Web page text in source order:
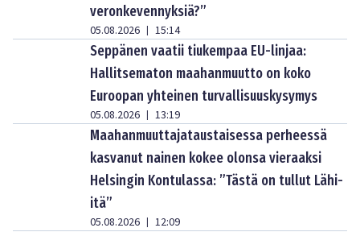
veronkevennyksiä?”
05.08.2026 | 15:14
Seppänen vaatii tiukempaa EU-linjaa:
Hallitsematon maahanmuutto on koko
Euroopan yhteinen turvallisuuskysymys
05.08.2026 | 13:19
Maahanmuuttajataustaisessa perheessä
kasvanut nainen kokee olonsa vieraaksi
Helsingin Kontulassa: ”Tästä on tullut Lähi-
itä”
05.08.2026 | 12:09